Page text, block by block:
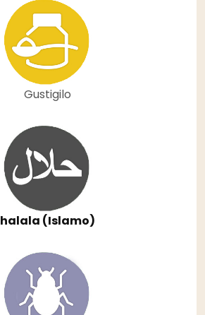
Gustigilo
halala (Islamo)